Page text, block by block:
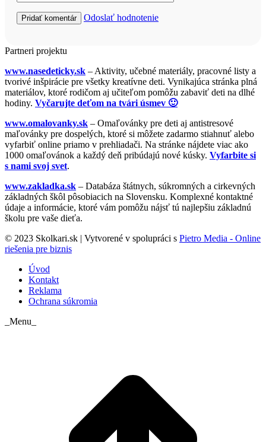
Odoslať hodnotenie
Partneri projektu
www.nasedeticky.sk – Aktivity, učebné materiály, pracovné listy a
tvorivé inšpirácie pre všetky kreatívne deti. Vynikajúca stránka plná
materiálov, ktoré rodičom aj učiteľom pomôžu zabaviť deti na dlhé
hodiny. Vyčarujte deťom na tvári úsmev 🙂
www.omalovanky.sk – Omaľovánky pre deti aj antistresové
maľovánky pre dospelých, ktoré si môžete zadarmo stiahnuť alebo
vyfarbiť online priamo v prehliadači. Na stránke nájdete viac ako
1000 omaľovánok a každý deň pribúdajú nové kúsky. Vyfarbite si
s nami svoj svet.
www.zakladka.sk – Databáza štátnych, súkromných a cirkevných
základných škôl pôsobiacich na Slovensku. Komplexné kontaktné
údaje a informácie, ktoré vám pomôžu nájsť tú najlepšiu základnú
školu pre vaše dieťa.
© 2023 Skolkari.sk | Vytvorené v spolupráci s Pietro Media - Online
riešenia pre biznis
Úvod
Kontakt
Reklama
Ochrana súkromia
_Menu_